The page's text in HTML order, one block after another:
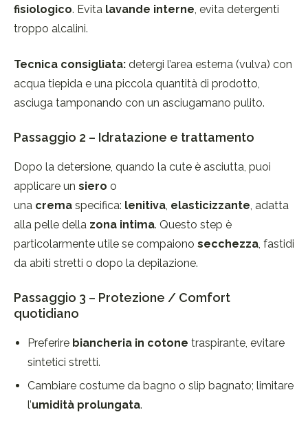
fisiologico. Evita lavande interne, evita detergenti
troppo alcalini.
Tecnica consigliata: detergi l’area esterna (vulva) con
acqua tiepida e una piccola quantità di prodotto,
asciuga tamponando con un asciugamano pulito.
Passaggio 2 – Idratazione e trattamento
Dopo la detersione, quando la cute è asciutta, puoi
applicare un siero o
una crema specifica: lenitiva, elasticizzante, adatta
alla pelle della zona intima. Questo step è
particolarmente utile se compaiono secchezza, fastidi
da abiti stretti o dopo la depilazione.
Passaggio 3 – Protezione / Comfort
quotidiano
Preferire biancheria in cotone traspirante, evitare
sintetici stretti.
Cambiare costume da bagno o slip bagnato; limitare
l’umidità prolungata.